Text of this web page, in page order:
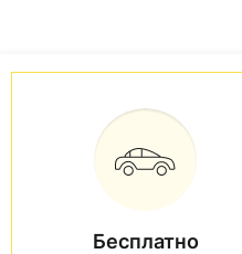
Бесплатно